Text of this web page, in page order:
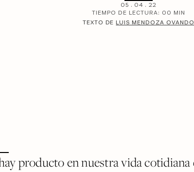
05 . 04 . 22
TIEMPO DE LECTURA: 00 MIN
TEXTO DE LUIS MENDOZA OVANDO
producto en nuestra vida cotidiana